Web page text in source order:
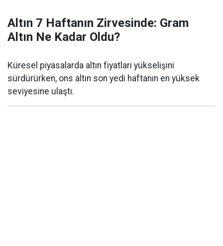
Altın 7 Haftanın Zirvesinde: Gram
Altın Ne Kadar Oldu?
Küresel piyasalarda altın fiyatları yükselişini
sürdürürken, ons altın son yedi haftanın en yüksek
seviyesine ulaştı.